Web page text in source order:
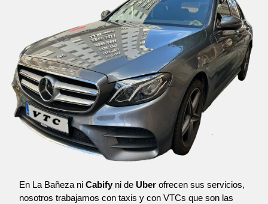
En La Bañeza ni Cabify ni de Uber ofrecen sus servicios,
nosotros trabajamos con taxis y con VTCs que son las